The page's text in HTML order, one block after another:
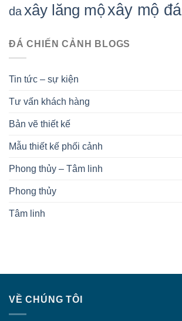
daxây lăng mộxây mộ đá
ĐÁ CHIẾN CẢNH BLOGS
Tin tức – sự kiện
Tư vấn khách hàng
Bản vẽ thiết kế
Mẫu thiết kế phối cảnh
Phong thủy – Tâm linh
Phong thủy
Tâm linh
VỀ CHÚNG TÔI